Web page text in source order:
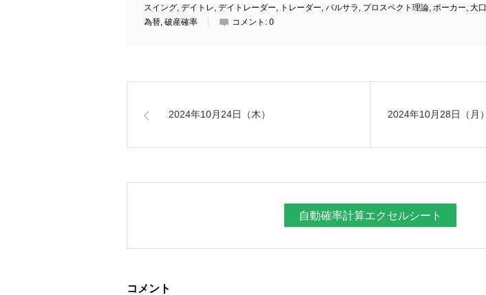
スイング, デイトレ, デイトレーダー, トレーダー, バルサラ , プロスペクト理論, ポーカー, 大口
為替, 破産確率 コメント: 0
2024年10月24日（木） 2024年10月28日（月）
自動確率計算エクセルシート
コメント